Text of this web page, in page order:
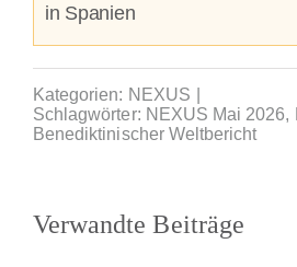
in Spanien
Kategorien: NEXUS
Schlagwörter: NEXUS Mai 2026,
Benediktinischer Weltbericht
Verwandte Beiträge